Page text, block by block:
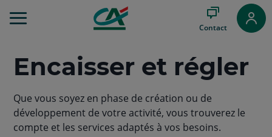
au
Contenu
Aller
Pied
page
Contact
Encaisser et régler
Que vous soyez en phase de création ou de
développement de votre activité, vous trouverez le
compte et les services adaptés à vos besoins.